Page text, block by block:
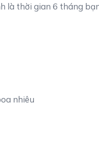
là thời gian 6 tháng
nhiêu